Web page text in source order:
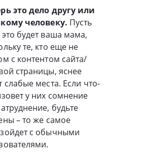
это дело другу или
человеку. Пусть
будет ваша мама,
те, кто еще не
с контентом сайта/
страницы, яснее
слабые места. Если что-
у них сомнение
будьте
– то же самое
с обычными